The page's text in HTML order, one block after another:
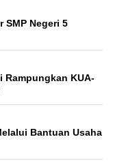
SMP Negeri 5
Rampungkan KUA-
Bantuan Usaha